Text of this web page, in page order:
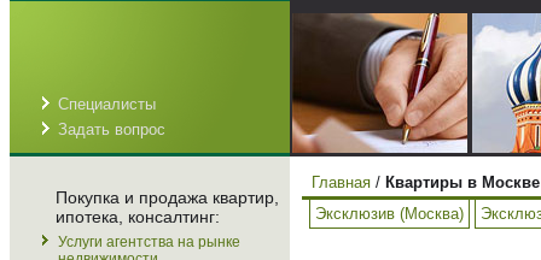
Специалисты
Задать вопрос
Покупка и продажа квартир,
ипотека, консалтинг:
Услуги агентства на рынке
Главная / Квартиры в
Эксклюзив (Москва)